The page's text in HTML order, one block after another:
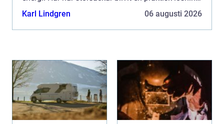
som...
Karl Lindgren 06 augusti 2026